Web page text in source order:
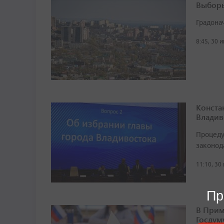
8:45, 30
11:10,
В